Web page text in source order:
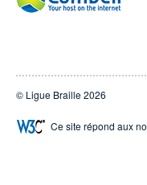
© Ligue Braille 2026
Ce site répond aux